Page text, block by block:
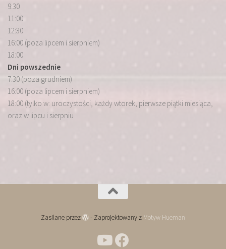
9:30
11:00
12:30
16:00 (poza lipcem i sierpniem)
18:00
Dni powszednie
7:30 (poza grudniem)
16:00 (poza lipcem i sierpniem)
18:00 (tylko w: uroczystości, każdy wtorek, pierwsze piątki miesiąca,
oraz w lipcu i sierpniu
Zasilane przez - Zaprojektowany z Motyw Hueman